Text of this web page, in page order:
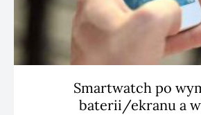
Smartwatch po
baterii/ekranu a